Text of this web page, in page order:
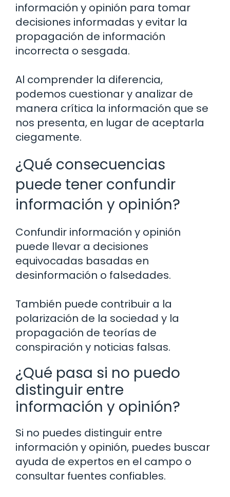
información y opinión para tomar
decisiones informadas y evitar la
propagación de información
incorrecta o sesgada.
Al comprender la diferencia,
podemos cuestionar y analizar de
manera crítica la información que se
nos presenta, en lugar de aceptarla
ciegamente.
¿Qué consecuencias
puede tener confundir
información y opinión?
Confundir información y opinión
puede llevar a decisiones
equivocadas basadas en
desinformación o falsedades.
También puede contribuir a la
polarización de la sociedad y la
propagación de teorías de
conspiración y noticias falsas.
¿Qué pasa si no puedo
distinguir entre
información y opinión?
Si no puedes distinguir entre
información y opinión, puedes buscar
ayuda de expertos en el campo o
consultar fuentes confiables.